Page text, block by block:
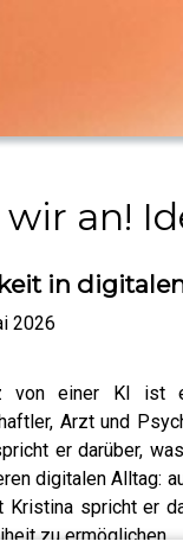
an!
in
2026
von einer KI ist
Arzt und
er darüber,
digitalen Alltag:
Kristina spricht er
zu ermöglichen.